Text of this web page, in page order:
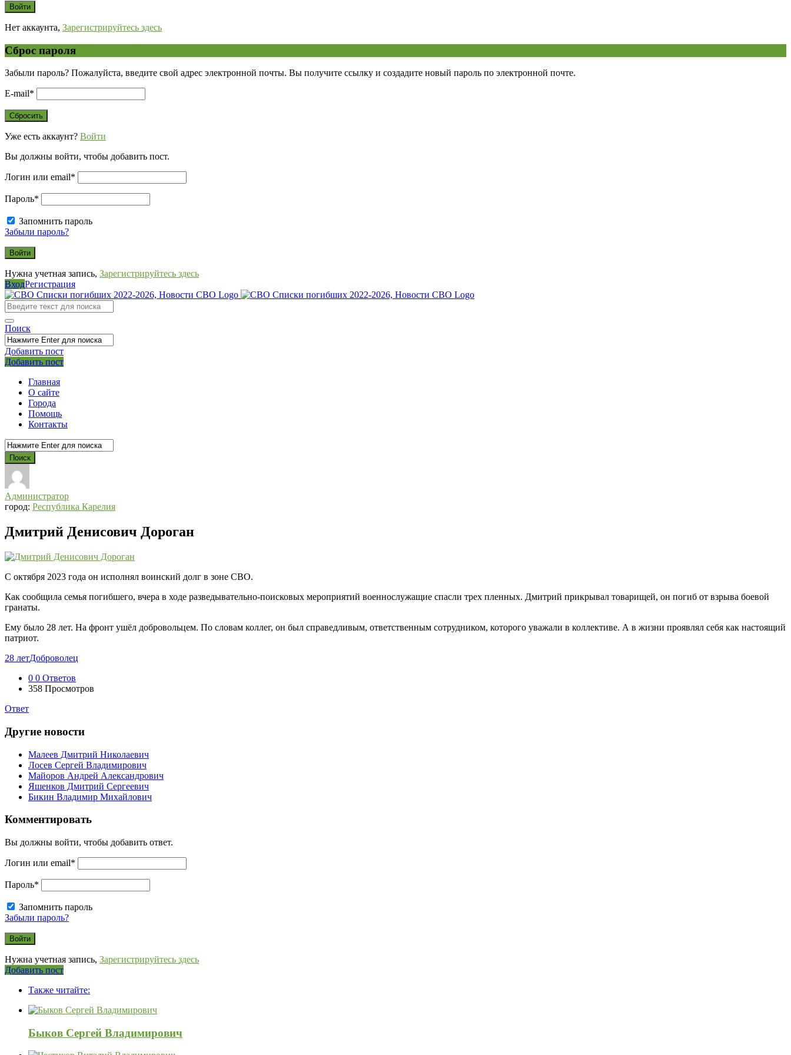
Нет аккаунта, Зарегистрируйтесь здесь
Сброс пароля
Забыли пароль? Пожалуйста, введите свой адрес электронной почты. Вы получите ссылку и создадите новый пароль по электронной почте.
E-mail*
Уже есть аккаунт? Войти
Вы должны войти, чтобы добавить пост.
Логин или email*
Пароль*
Запомнить пароль
Забыли пароль?
Нужна учетная запись, Зарегистрируйтесь здесь
ВходРегистрация
СВО
Списки
погибших
2022-
2026,
Новости
СВО
Поиск
Добавить пост
Мобильное
меню
Выйти
Добавить пост
Главная
О сайте
Города
Помощь
Контакты
Администратор
город: Республика Карелия
Дмитрий Денисович Дороган
С октября 2023 года он исполнял воинский долг в зоне СВО.
Как сообщила семья погибшего, вчера в ходе разведывательно-поисковых мероприятий военнослужащие спасли трех пленных. Дмитрий прикрывал товарищей, он погиб от взрыва боевой
гранаты.
Ему было 28 лет. На фронт ушёл добровольцем. По словам коллег, он был справедливым, ответственным сотрудником, которого уважали в коллективе. А в жизни проявлял себя как настоящий
патриот.
28 летДоброволец
0 0 Ответов
358 Просмотров
Ответ
Другие новости
Малеев Дмитрий Николаевич
Лосев Сергей Владимирович
Майоров Андрей Александрович
Яшенков Дмитрий Сергеевич
Бикин Владимир Михайлович
Комментировать
Вы должны войти, чтобы добавить ответ.
Логин или email*
Пароль*
Запомнить пароль
Забыли пароль?
Нужна учетная запись, Зарегистрируйтесь здесь
Боковая
Добавить пост
120x600Также читайте:
Быков Сергей Владимирович